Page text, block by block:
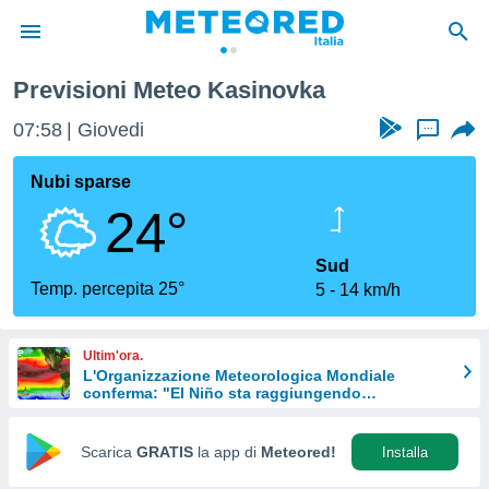
di
per
le
di
Web
Previsioni Meteo Kasinovka
07:58 Giovedi ...
Nubi sparse
24°
Temp. percepita 25°
Sud
5
14 km/h
Ultim'ora.
L'Organizzazione Meteorologica Mondiale
conferma: "El Niño sta raggiungendo
Scarica GRATIS la app di Meteored! Installa